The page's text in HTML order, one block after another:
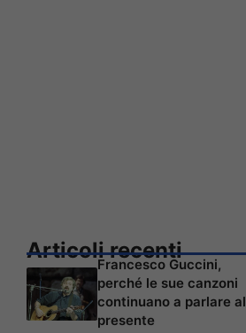
Articoli recenti
Francesco Guccini,
perché le sue canzoni
continuano a parlare al
presente